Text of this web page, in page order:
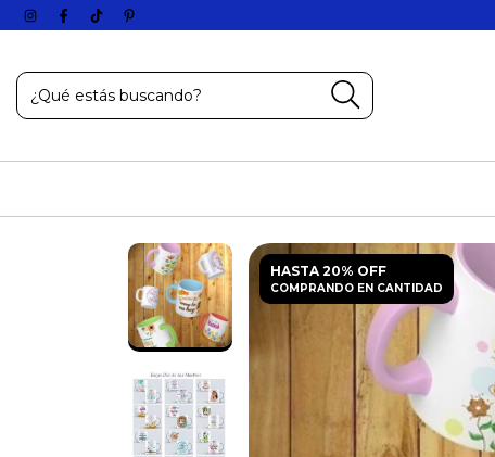
HASTA 20% OFF
COMPRANDO EN CANTIDAD